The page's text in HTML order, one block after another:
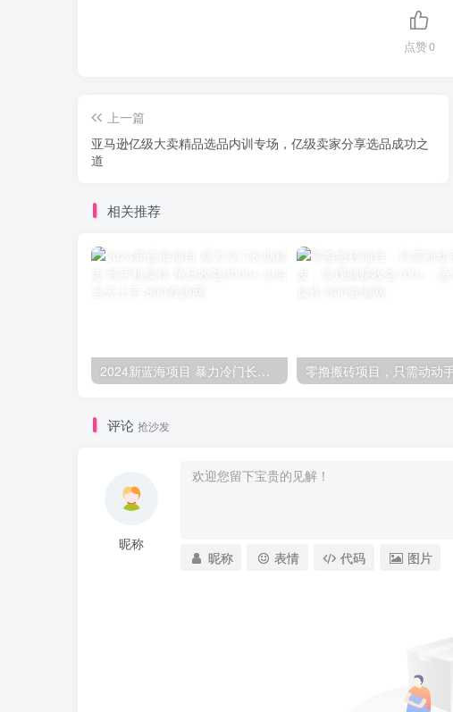
点赞0
上一篇
亚马逊亿级大卖精品选品内训专场，亿级卖家分享选品成功之
道
相关推荐
评论 抢沙发
昵称
昵称 表情 代码 图片